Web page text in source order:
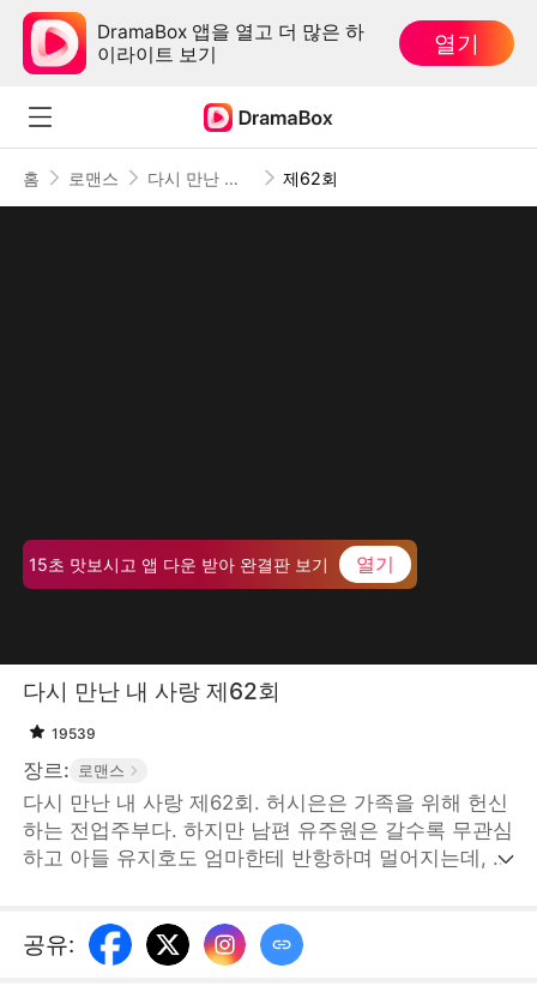
DramaBox 앱을 열고 더 많은 하
이라이트 보기
열기
홈 로맨스 다시 만난 내 사랑 제62회
15초 맛보시고 앱 다운 받아 완결판 보기 열기
다시 만난 내 사랑 제62회
19539
장르: 로맨스
다시 만난 내 사랑 제62회. 허시은은 가족을 위해 헌신
하는 전업주부다. 하지만 남편 유주원은 갈수록 무관심
하고 아들 유지호도 엄마한테 반항하며 멀어지는데, 이
시 갑부 지성준을 만난다. 지성준은 그녀한테 관심을
보이며 해결사가 되어준다. STORYMATRIX PTE.LTD
공유: